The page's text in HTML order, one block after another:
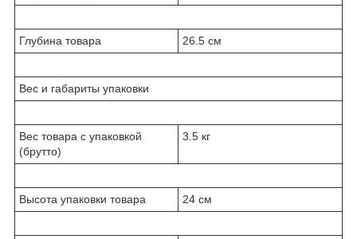
Глубина товара 26.5 см
Вес и габариты упаковки
Вес товара с упаковкой
(брутто)
3.5 кг
Высота упаковки товара 24 см